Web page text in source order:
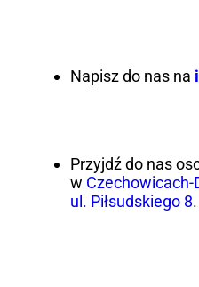
Napisz do nas na
Przyjdź do nas
w Czechowicach-
ul. Piłsudskiego 8.